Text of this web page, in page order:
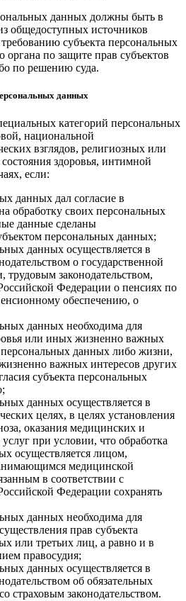
данных должны быть в
общедоступных источников
субъекта персональных
по защите прав субъектов
по решению суда.
данных
категорий персональных
национальной
взглядов, религиозных или
здоровья, интимной
если:
данных дал согласие в
обработку своих персональных
данные сделаны
персональных данных;
данных осуществляется в
о государственной
законодательством,
Федерации о пенсиях по
обеспечению, о
данных необходима для
или иных жизненно важных
персональных данных либо жизни,
важных интересов других
субъекта персональных
данных осуществляется в
целях, в целях установления
оказания медицинских и
при условии, что обработка
осуществляется лицом,
медицинской
в соответствии с
Федерации сохранять
данных необходима для
прав субъекта
или третьих лиц, а равно и в
правосудия;
данных осуществляется в
об обязательных
страховым законодательством.